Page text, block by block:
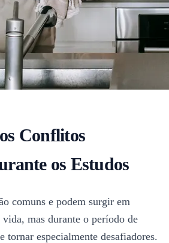
Conflitos
os Estudos
comuns e podem surgir em
mas durante o período de
tornar especialmente desafiadores.